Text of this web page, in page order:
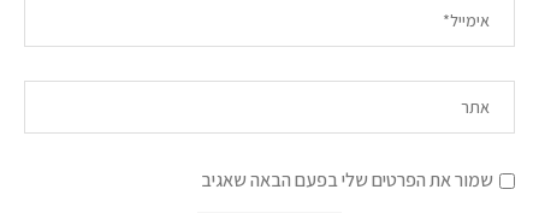
שמור את הפרטים שלי בפעם הבאה שאגיב